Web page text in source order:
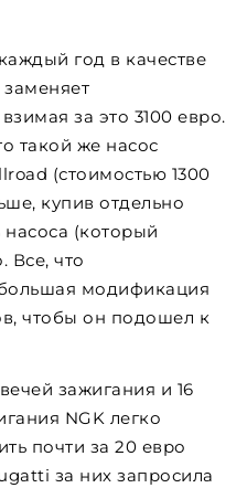
год в качестве
за это 3100 евро.
такой же насос
(стоимостью 1300
купив отдельно
насоса (который
Все, что
модификация
чтобы он подошел к
зажигания и 16
NGK легко
почти за 20 евро
за них запросила